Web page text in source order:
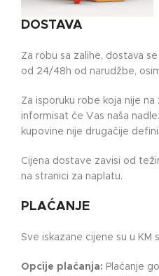
DOSTAVA
Za robu sa zalihe, dostava
od 24/48h od narudžbe,
Za isporuku robe koja nije
informisat će Vas naša
kupovine nije drugačije
Cijena dostave zavisi od
na stranici za naplatu.
PLAĆANJE
Sve iskazane cijene su u KM
Opcije plaćanja: Plaćanje